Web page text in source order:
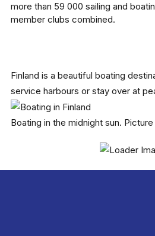
more than 59 000 sailing and
member clubs combined.
Finland is a beautiful boating
service harbours or stay over at
Boating in the midnight sun. Picture